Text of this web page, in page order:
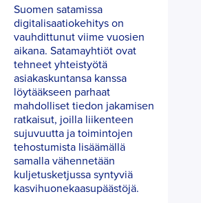
Suomen satamissa
digitalisaatiokehitys on
vauhdittunut viime vuosien
aikana. Satamayhtiöt ovat
tehneet yhteistyötä
asiakaskuntansa kanssa
löytääkseen parhaat
mahdolliset tiedon jakamisen
ratkaisut, joilla liikenteen
sujuvuutta ja toimintojen
tehostumista lisäämällä
samalla vähennetään
kuljetusketjussa syntyviä
kasvihuonekaasupäästöjä.